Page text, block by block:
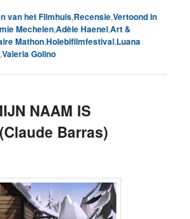
van het Filmhuis,Recensie,Vertoond in
Mechelen,Adèle Haenel,Art &
Mathon,Holebifilmfestival,Luana
,Valeria Golino
NAAM IS
Barras)